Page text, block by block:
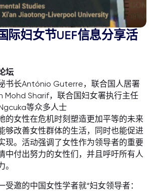
际妇女节UEF信息分享活
坛
书长António Guterre，联合国人居署
Mohd Sharif，联合国妇女署执行主任
等众多人士
的女性在危机时刻塑造更加平等的未来
够改善女性群体的生活，同时也能促进
现。活动强调了女性作为领导者的重要
中付出努力的女性们，并且呼吁所有人
受邀的中国女性学者就“妇女领导者：